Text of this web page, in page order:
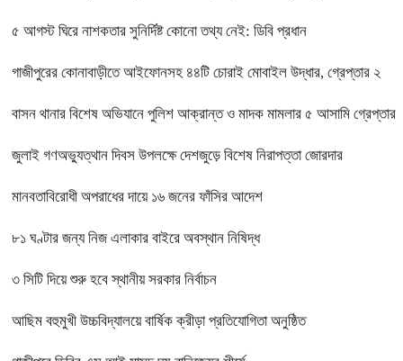
৫ আগস্ট ঘিরে নাশকতার সুনির্দিষ্ট কোনো তথ্য নেই: ডিবি প্রধান
গাজীপুরের কোনাবাড়ীতে আইফোনসহ ৪৪টি চোরাই মোবাইল উদ্ধার, গ্রেপ্তার ২
বাসন থানার বিশেষ অভিযানে পুলিশ আক্রান্ত ও মাদক মামলার ৫ আসামি গ্রেপ্তার
জুলাই গণঅভ্যুত্থান দিবস উপলক্ষে দেশজুড়ে বিশেষ নিরাপত্তা জোরদার
মানবতাবিরোধী অপরাধের দায়ে ১৬ জনের ফাঁসির আদেশ
৮১ ঘণ্টার জন্য নিজ এলাকার বাইরে অবস্থান নিষিদ্ধ
৩ সিটি দিয়ে শুরু হবে স্থানীয় সরকার নির্বাচন
আছিম বহুমুখী উচ্চবিদ্যালয়ে বার্ষিক ক্রীড়া প্রতিযোগিতা অনুষ্ঠিত